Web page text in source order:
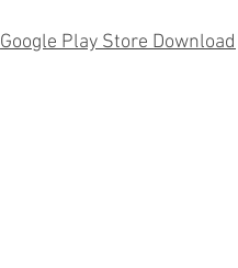
Google Play Store Download